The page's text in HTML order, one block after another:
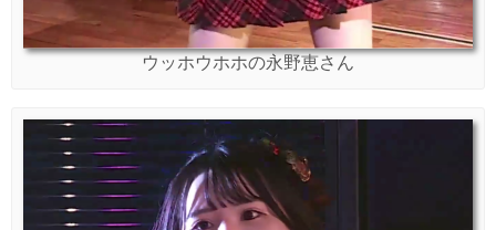
ウッホウホホの永野恵さん